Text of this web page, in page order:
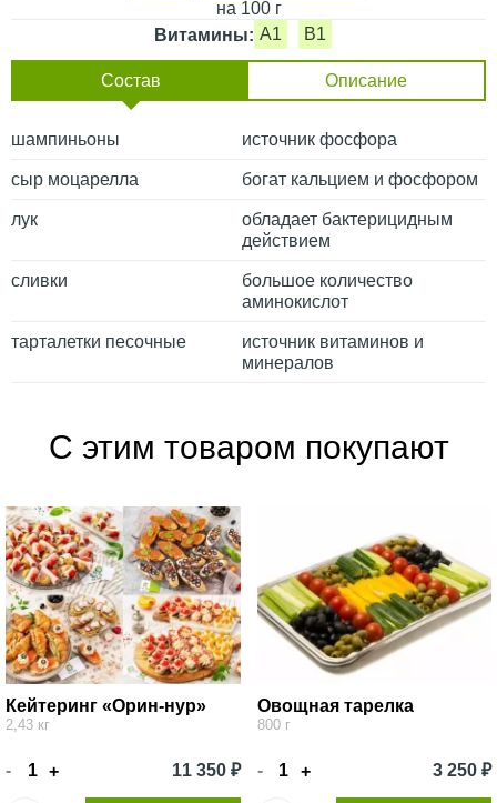
на 100 г
Витамины: A1 B1
Состав Описание
шампиньоны источник фосфора
сыр моцарелла богат кальцием и фосфором
лук
обладает бактерицидным
действием
сливки
большое количество
аминокислот
тарталетки песочные
источник витаминов и
минералов
С этим товаром покупают
Кейтеринг «Орин-нур»
2,43 кг
- + 11 350 ₽
Овощная тарелка
800 г
- + 3 250 ₽